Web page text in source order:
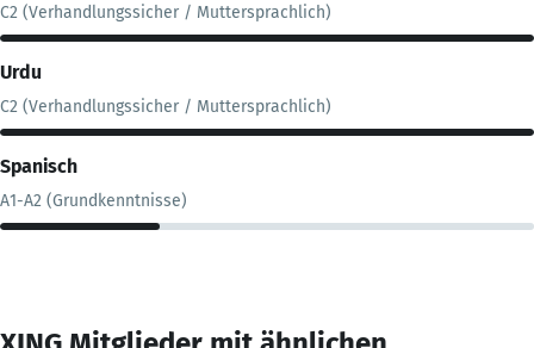
C2 (Verhandlungssicher / Muttersprachlich)
Urdu
C2 (Verhandlungssicher / Muttersprachlich)
Spanisch
A1-A2 (Grundkenntnisse)